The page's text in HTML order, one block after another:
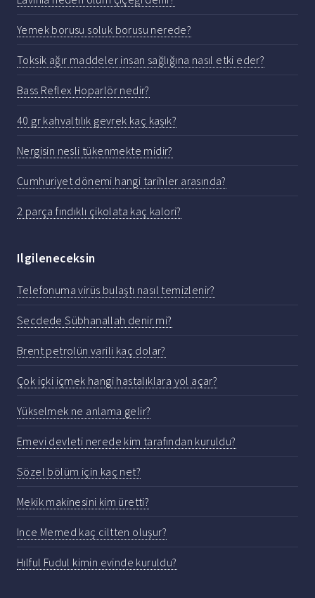
Yemek borusu soluk borusu nerede?
Toksik ağır maddeler insan sağlığına nasıl etki eder?
Bass Reflex Hoparlör nedir?
40 gr kahvaltılık gevrek kaç kaşık?
Nergisin nesli tükenmekte midir?
Cumhuriyet dönemi hangi tarihler arasında?
2 parça fındıklı çikolata kaç kalori?
Ilgileneceksin
Telefonuma virüs bulaştı nasıl temizlenir?
Secdede Sübhanallah denir mi?
Brent petrolün varili kaç dolar?
Çok içki içmek hangi hastalıklara yol açar?
Yükselmek ne anlama gelir?
Emevi devleti nerede kim tarafından kuruldu?
Sözel bölüm için kaç net?
Mekik makinesini kim üretti?
Ince Memed kaç ciltten oluşur?
Hılful Fudul kimin evinde kuruldu?